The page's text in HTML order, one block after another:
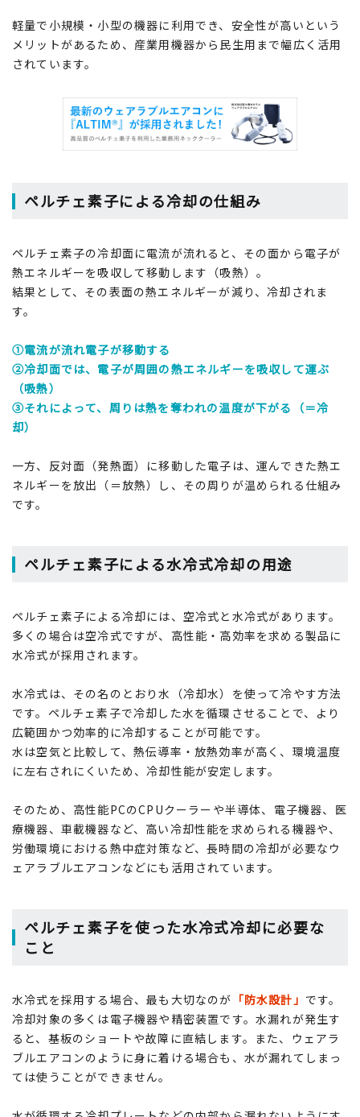
軽量で小規模・小型の機器に利用でき、安全性が高いという
メリットがあるため、産業用機器から民生用まで幅広く活用
されています。
ペルチェ素子による冷却の仕組み
ペルチェ素子の冷却面に電流が流れると、その面から電子が
熱エネルギーを吸収して移動します（吸熱）。
結果として、その表面の熱エネルギーが減り、冷却されま
す。
①電流が流れ電子が移動する
②冷却面では、電子が周囲の熱エネルギーを吸収して運ぶ
（吸熱）
③それによって、周りは熱を奪われの温度が下がる（＝冷
却）
一方、反対面（発熱面）に移動した電子は、運んできた熱エ
ネルギーを放出（＝放熱）し、その周りが温められる仕組み
です。
ペルチェ素子による水冷式冷却の用途
ペルチェ素子による冷却には、空冷式と水冷式があります。
多くの場合は空冷式ですが、高性能・高効率を求める製品に
水冷式が採用されます。
水冷式は、その名のとおり水（冷却水）を使って冷やす方法
です。ペルチェ素子で冷却した水を循環させることで、より
広範囲かつ効率的に冷却することが可能です。
水は空気と比較して、熱伝導率・放熱効率が高く、環境温度
に左右されにくいため、冷却性能が安定します。
そのため、高性能PCのCPUクーラーや半導体、電子機器、医
療機器、車載機器など、高い冷却性能を求められる機器や、
労働環境における熱中症対策など、長時間の冷却が必要なウ
ェアラブルエアコンなどにも活用されています。
ペルチェ素子を使った水冷式冷却に必要な
こと
水冷式を採用する場合、最も大切なのが 「防水設計」 です。
冷却対象の多くは電子機器や精密装置です。水漏れが発生す
ると、基板のショートや故障に直結します。また、ウェアラ
ブルエアコンのように身に着ける場合も、水が漏れてしまっ
ては使うことができません。